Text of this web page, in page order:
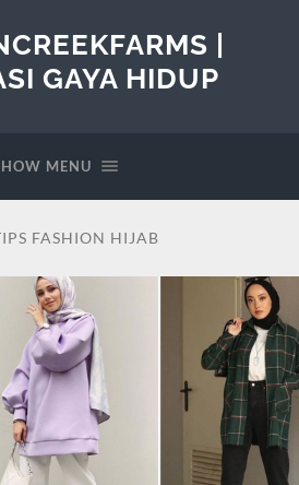
|
GAYA HIDUP
MENU
FASHION HIJAB